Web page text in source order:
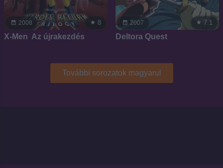
2008 8
X-Men  Az újrakezdés
2007 7.1
Deltora Quest
További sorozatok magyarul